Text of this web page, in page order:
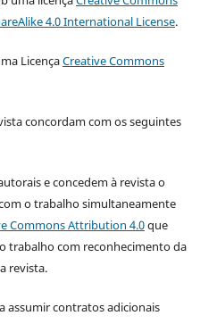
4.0 International License.
LicençaCreative Commons
concordam com os seguintes
e concedem à revista o
o trabalho simultaneamente
Commons Attribution 4.0que
trabalho com reconhecimento da
revista.
assumir contratos adicionais